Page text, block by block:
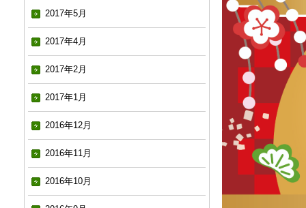
2017年5月
2017年4月
2017年2月
2017年1月
2016年12月
2016年11月
2016年10月